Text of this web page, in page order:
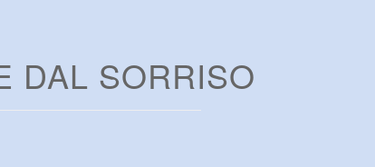
DAL SORRISO